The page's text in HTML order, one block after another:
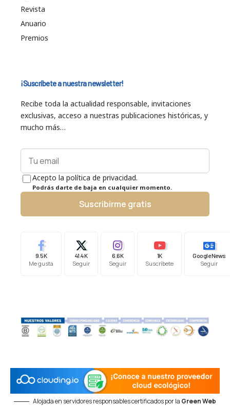
Revista
Anuario
Premios
¡Suscríbete a nuestra newsletter!
Recibe toda la actualidad responsable, invitaciones
exclusivas, acceso a nuestras publicaciones históricas, y
mucho más…
Acepto la política de privacidad.
Podrás darte de baja en cualquier momento.
Suscribirme gratis
9.5K
Me gusta
41.4K
Seguir
6.6K
Seguir
1K
Suscríbete
Google News
Seguir
Alojada en servidores responsables certificados por la Green Web